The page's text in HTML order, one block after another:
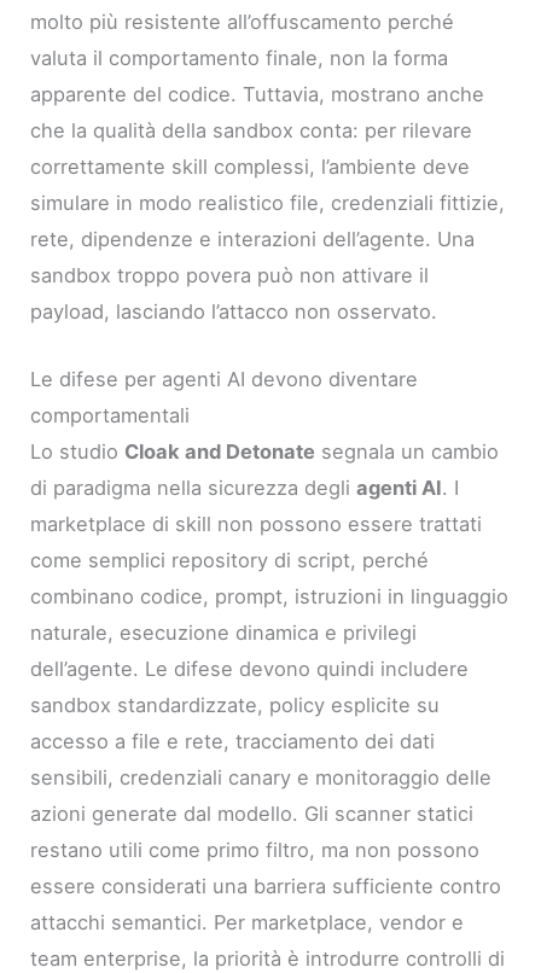
molto più resistente all’offuscamento perché
valuta il comportamento finale, non la forma
apparente del codice. Tuttavia, mostrano anche
che la qualità della sandbox conta: per rilevare
correttamente skill complessi, l’ambiente deve
simulare in modo realistico file, credenziali fittizie,
rete, dipendenze e interazioni dell’agente. Una
sandbox troppo povera può non attivare il
payload, lasciando l’attacco non osservato.
Le difese per agenti AI devono diventare
comportamentali
Lo studio Cloak and Detonate segnala un cambio
di paradigma nella sicurezza degliagenti AI. I
marketplace di skill non possono essere trattati
come semplici repository di script, perché
combinano codice, prompt, istruzioni in linguaggio
naturale, esecuzione dinamica e privilegi
dell’agente. Le difese devono quindi includere
sandbox standardizzate, policy esplicite su
accesso a file e rete, tracciamento dei dati
sensibili, credenziali canary e monitoraggio delle
azioni generate dal modello. Gli scanner statici
restano utili come primo filtro, ma non possono
essere considerati una barriera sufficiente contro
attacchi semantici. Per marketplace, vendor e
team enterprise, la priorità è introdurre controlli di